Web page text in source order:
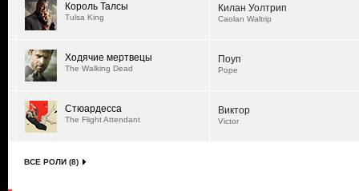
Король Талсы
Tulsa King
Килан Уолтрип
Caolan Waltrip
Ходячие мертвецы
The Walking Dead
Поуп
Pope
Стюардесса
The Flight Attendant
Виктор
Victor
ВСЕ РОЛИ (8)